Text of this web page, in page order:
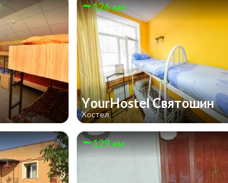
126 км
YourHostel Святошин
Хостел
129 км